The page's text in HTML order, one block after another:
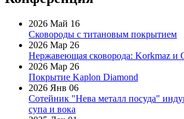
2026 Май 16
Сковороды с титановым покрытием
2026 Мар 26
Нержавеющая сковорода: Korkmaz и
2026 Мар 26
Покрытие Kaplon Diamond
2026 Янв 06
Сотейник "Нева металл посуда"
супа и вока